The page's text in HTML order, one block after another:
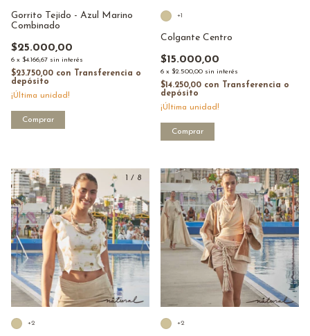
Gorrito Tejido - Azul Marino
Combinado
$25.000,00
6 x $4.166,67 sin interés
$23.750,00 con
Transferencia o
depósito
¡Última unidad!
Colgante Centro
$15.000,00
6 x $2.500,00 sin interés
$14.250,00 con
Transferencia o
depósito
¡Última unidad!
+1
Comprar
1 / 8
+2
1 /7
+2